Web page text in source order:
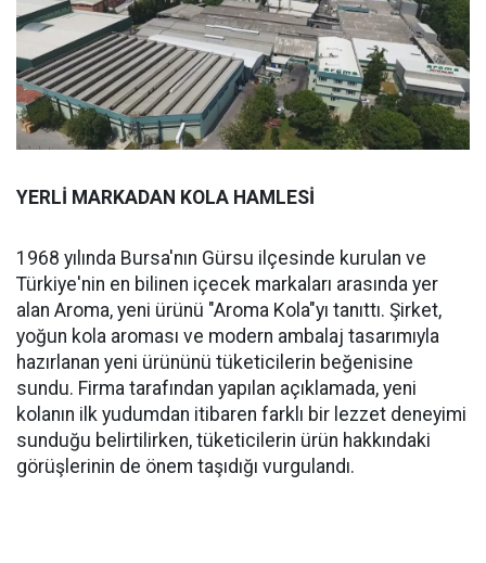
YERLİ MARKADAN KOLA HAMLESİ
1968 yılında Bursa'nın Gürsu ilçesinde kurulan ve
Türkiye'nin en bilinen içecek markaları arasında yer
alan Aroma, yeni ürünü "Aroma Kola"yı tanıttı. Şirket,
yoğun kola aroması ve modern ambalaj tasarımıyla
hazırlanan yeni ürününü tüketicilerin beğenisine
sundu. Firma tarafından yapılan açıklamada, yeni
kolanın ilk yudumdan itibaren farklı bir lezzet deneyimi
sunduğu belirtilirken, tüketicilerin ürün hakkındaki
görüşlerinin de önem taşıdığı vurgulandı.